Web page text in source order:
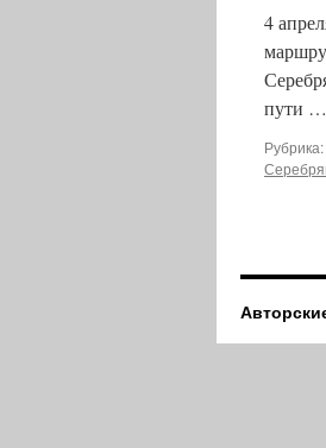
4
пути …
Рубрика: